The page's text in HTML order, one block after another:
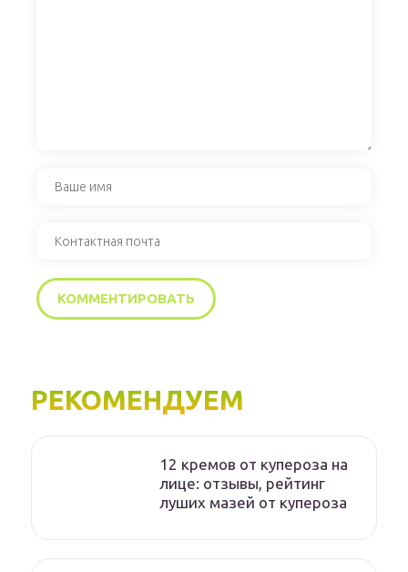
РЕКОМЕНДУЕМ
12 кремов от купероза на
лице: отзывы, рейтинг
луших мазей от купероза